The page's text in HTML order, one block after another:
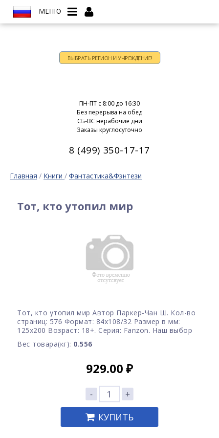
МЕНЮ
ВЫБРАТЬ РЕГИОН И УЧРЕЖДЕНИЕ!
ПН-ПТ c 8:00 до 16:30
Без перерыва на обед
СБ-ВС нерабочие дни
Заказы круглосуточно
8 (499) 350-17-17
Главная / Книги / Фантастика&Фэнтези
Тот, кто утопил мир
Тот, кто утопил мир Автор Паркер-Чан Ш. Кол-во
страниц: 576 Формат: 84x108/32 Размер в мм:
125х200 Возраст: 18+. Серия: Fanzon. Наш выбор
Вес товара(кг): 0.556
929.00 ₽
-
+
КУПИТЬ